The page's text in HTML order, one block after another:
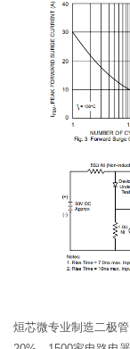
烜芯微专业制造二极